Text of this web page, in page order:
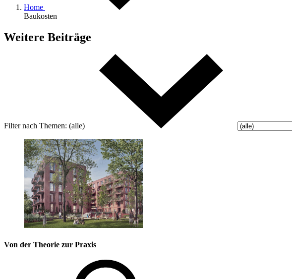
Home
Baukosten
Weitere Beiträge
Filter nach Themen: (alle)
Von der Theorie zur Praxis